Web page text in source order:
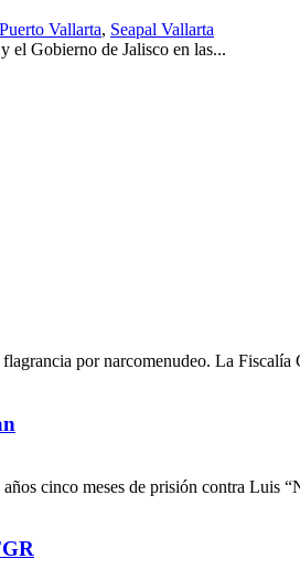
Vallarta, Seapal Vallarta
el Gobierno de Jalisco en las...
por narcomenudeo. La Fiscalía
cinco meses de prisión contra Luis